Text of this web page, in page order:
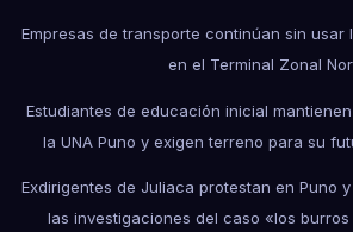
Empresas de transporte continúan sin usar
en el Terminal Zonal
Estudiantes de educación inicial
la UNA Puno y exigen terreno para su
Exdirigentes de Juliaca protestan en Puno
las investigaciones del caso «los